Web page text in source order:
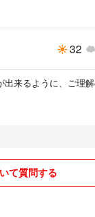
32
来るように、ご理
て質問する